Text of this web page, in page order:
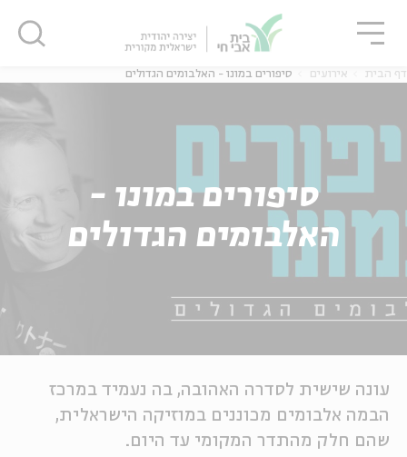
אנגלית
דף הבית אירועים סיפורים במונו - האלבומים הגדולים
סיפורים במונו -
האלבומים הגדולים
עונה שישית לסדרה האהובה, בה נעמיד במרכז
הבמה אלבומים מכוננים במוזיקה הישראלית,
שהם חלק מהתדר המקומי עד היום.
סגור